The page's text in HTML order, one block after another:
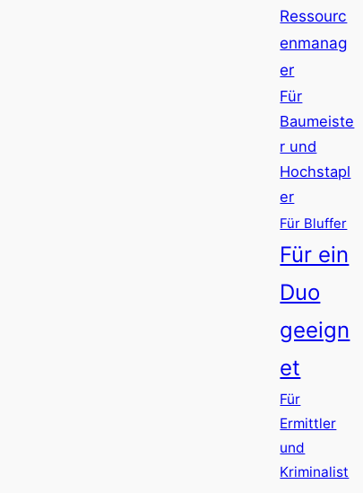
Ressourc
enmanag
er
Für
Baumeiste
r und
Hochstapl
er
Für Bluffer
Für ein
Duo
geeign
et
Für
Ermittler
und
Kriminalist